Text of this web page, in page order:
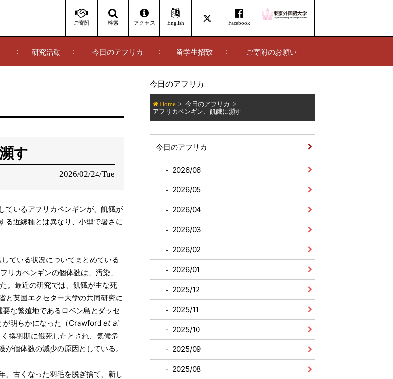
ご寄附 検索 アクセス English Facebook
研究活動 今日のアフリカ 留学生招致 ご寄附のお願い
今日のアフリカ
Home
今日のアフリカ
アフリカペンギン、飢餓に瀕す
今日のアフリカ
2026/06
2026/05
2026/04
2026/03
2026/02
2026/01
2025/12
2025/11
2025/10
2025/09
2025/08
す
2026/02/24/Tue
ているアフリカペンギンが、飢餓が
る近縁種とは異なり、小型で暑さに
ている状況についてまとめている
リカペンギンの個体数は、汚染、
。最近の研究では、飢餓が主な死
と英国エクセター大学の共同研究に
な繁殖地であるロベン島とダッセ
が明らかになった（Crawford et al
換羽期に餓死したとされ、気候危
が個体数の減少の原因としている。
古くなった羽毛を脱ぎ捨て、新し